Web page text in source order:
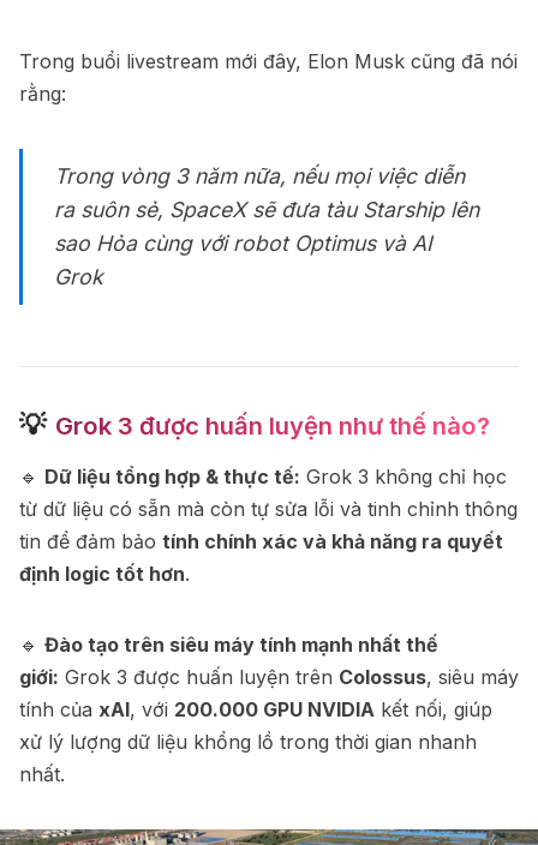
Trong buổi livestream mới đây, Elon Musk cũng đã nói
rằng:
Trong vòng 3 năm nữa, nếu mọi việc diễn
ra suôn sẻ, SpaceX sẽ đưa tàu Starship lên
sao Hỏa cùng với robot Optimus và AI
Grok
💡 Grok 3 được huấn luyện như thế nào?
🔹 Dữ liệu tổng hợp & thực tế: Grok 3 không chỉ học
từ dữ liệu có sẵn mà còn tự sửa lỗi và tinh chỉnh thông
tin để đảm bảo tính chính xác và khả năng ra quyết
định logic tốt hơn.
🔹 Đào tạo trên siêu máy tính mạnh nhất thế
giới: Grok 3 được huấn luyện trên Colossus, siêu máy
tính của xAI, với 200.000 GPU NVIDIA kết nối, giúp
xử lý lượng dữ liệu khổng lồ trong thời gian nhanh
nhất.